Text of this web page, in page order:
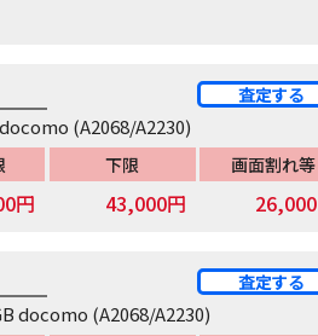
(A2068/A2230)
査定する
円
下限
43,000円
画面割れ等
docomo (A2068/A2230)
査定する